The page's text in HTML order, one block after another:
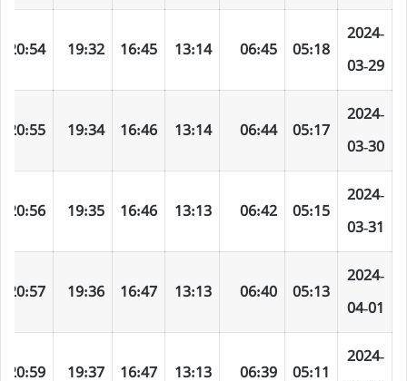
2024-
03-29
05:18
06:45
13:14
16:45
19:32
20:54
2024-
03-30
05:17
06:44
13:14
16:46
19:34
20:55
2024-
03-31
05:15
06:42
13:13
16:46
19:35
20:56
2024-
04-01
05:13
06:40
13:13
16:47
19:36
20:57
2024-
05:11
06:39
13:13
16:47
19:37
20:59